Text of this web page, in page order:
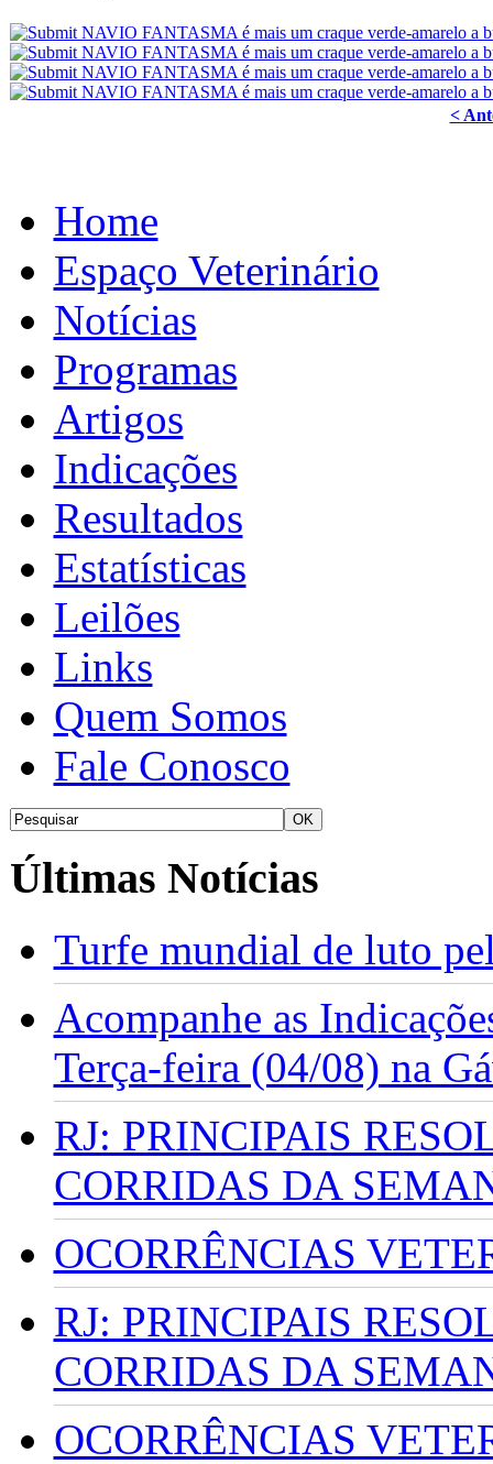
<
Home
Espaço Veterinário
Notícias
Programas
Artigos
Indicações
Resultados
Estatísticas
Leilões
Links
Quem Somos
Fale Conosco
Últimas Notícias
Turfe mundial de luto
Acompanhe as
Terça-feira (04/08) na
RJ: PRINCIPAIS
CORRIDAS DA
OCORRÊNCIAS
RJ: PRINCIPAIS
CORRIDAS DA
OCORRÊNCIAS